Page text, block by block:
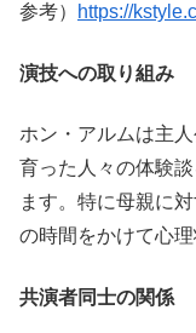
参考）
https://
演技への取り組み
ホン・アルムは主
育った人々の体験
ます。特に母親に
の時間をかけて心理
共演者同士の関係